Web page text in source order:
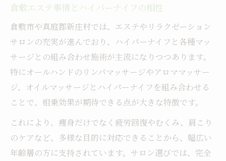
倉敷エステ事情とハイパーナイフの相性
倉敷市や真庭郡新庄村では、エステやリラクゼーション
サロンの充実が進んでおり、ハイパーナイフと各種マッ
サージとの組み合わせ施術が主流になりつつあります。
特にオールハンドのリンパマッサージやアロママッサー
ジ、オイルマッサージとハイパーナイフを組み合わせる
ことで、相乗効果が期待できる点が大きな特徴です。
これにより、痩身だけでなく疲労回復やむくみ、肩こり
のケアなど、多様な目的に対応できることから、幅広い
年齢層の方に支持されています。サロン選びでは、完全